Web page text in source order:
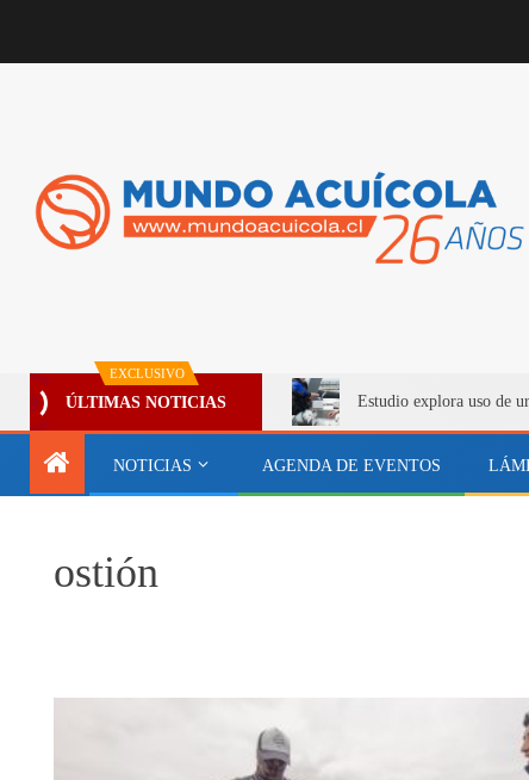
EXCLUSIVO
ÚLTIMAS NOTICIAS Estudio explora uso de
NOTICIAS AGENDA DE EVENTOS
ostión